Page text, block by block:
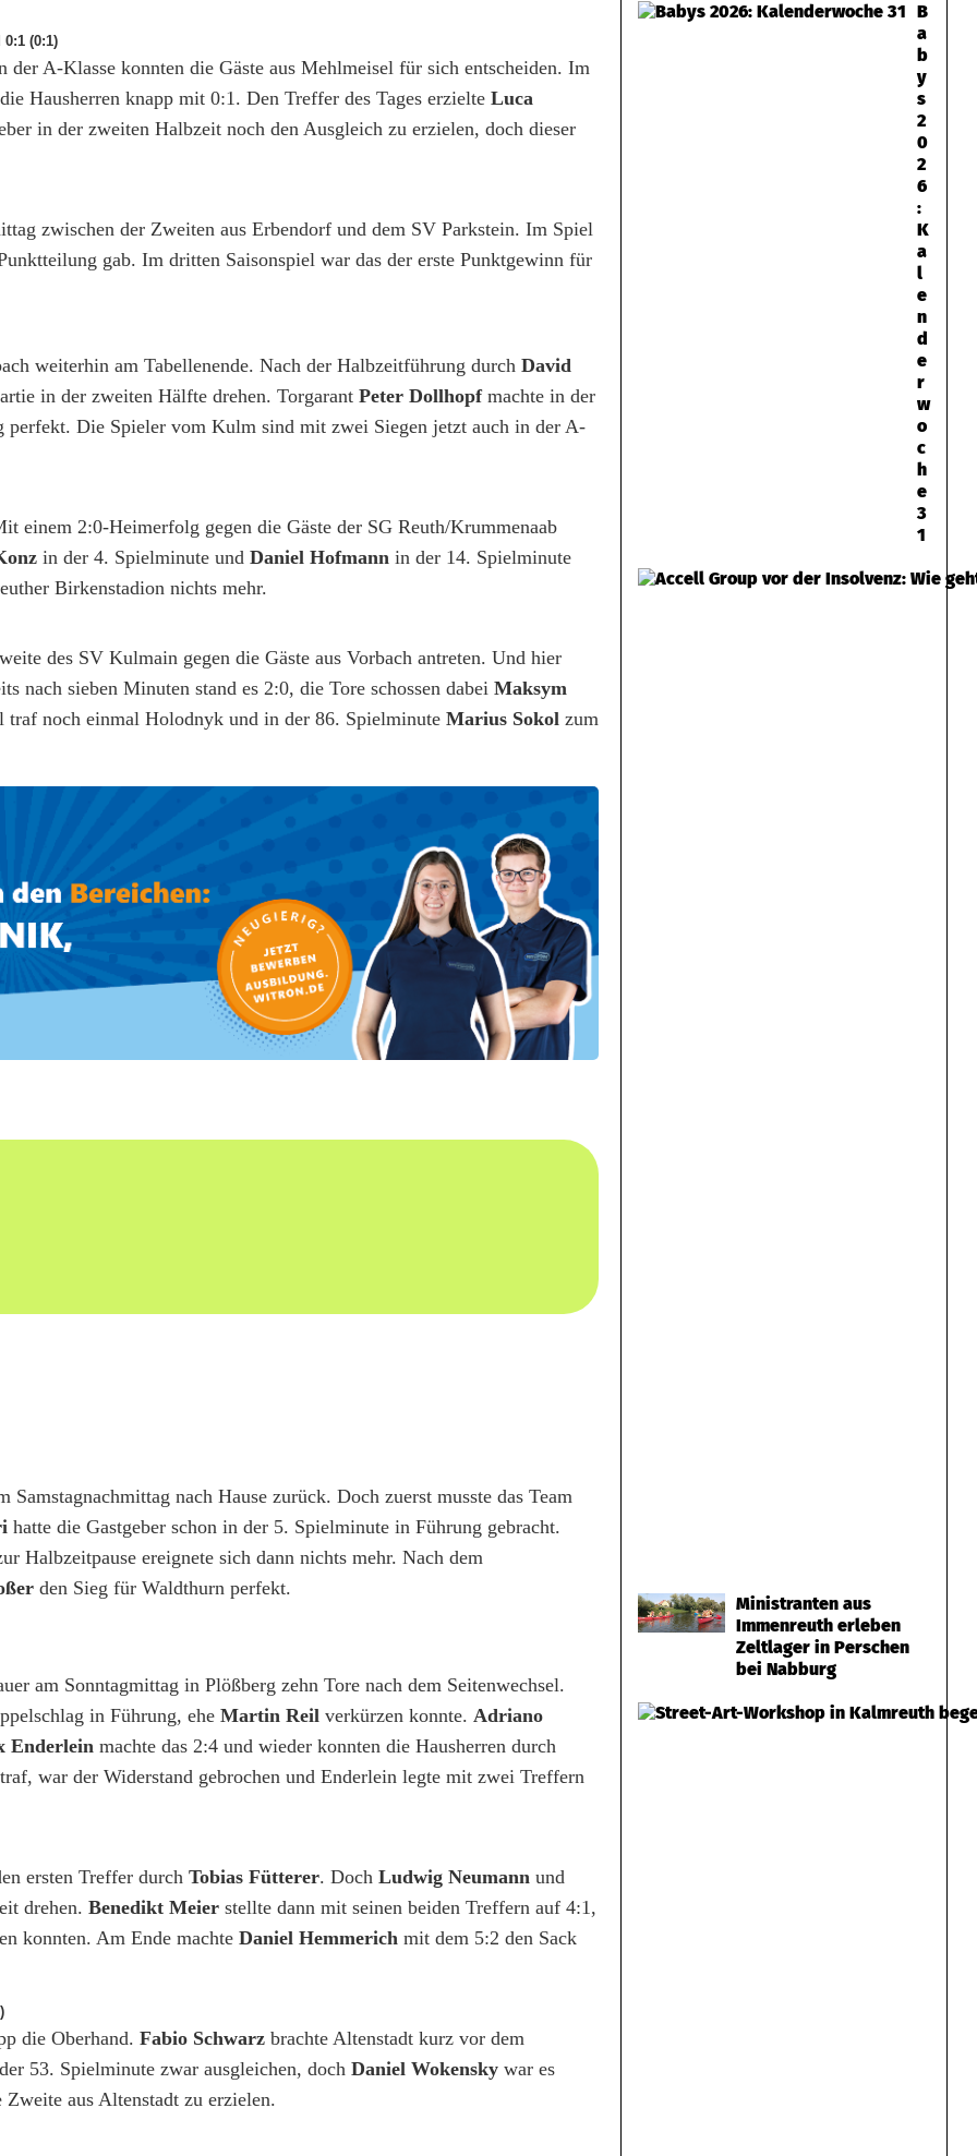
(0:1)
A-Klasse konnten die Gäste aus Mehlmeisel für sich entscheiden. Im
Hausherren knapp mit 0:1. Den Treffer des Tages erzielte Luca
in der zweiten Halbzeit noch den Ausgleich zu erzielen, doch dieser
zwischen der Zweiten aus Erbendorf und dem SV Parkstein. Im Spiel
gab. Im dritten Saisonspiel war das der erste Punktgewinn für
weiterhin am Tabellenende. Nach der Halbzeitführung durch David
in der zweiten Hälfte drehen. Torgarant Peter Dollhopf machte in der
perfekt. Die Spieler vom Kulm sind mit zwei Siegen jetzt auch in der A-
einem 2:0-Heimerfolg gegen die Gäste der SG Reuth/Krummenaab
in der 4. Spielminute und Daniel Hofmann in der 14. Spielminute
Birkenstadion nichts mehr.
des SV Kulmain gegen die Gäste aus Vorbach antreten. Und hier
nach sieben Minuten stand es 2:0, die Tore schossen dabei Maksym
traf noch einmal Holodnyk und in der 86. Spielminute Marius Sokol zum
nach Hause zurück. Doch zuerst musste das Team
hatte die Gastgeber schon in der 5. Spielminute in Führung gebracht.
Halbzeitpause ereignete sich dann nichts mehr. Nach dem
den Sieg für Waldthurn perfekt.
am Sonntagmittag in Plößberg zehn Tore nach dem Seitenwechsel.
in Führung, ehe Martin Reil verkürzen konnte. Adriano
Enderlein machte das 2:4 und wieder konnten die Hausherren durch
war der Widerstand gebrochen und Enderlein legte mit zwei Treffern
ersten Treffer durch Tobias Fütterer. Doch Ludwig Neumann und
drehen. Benedikt Meier stellte dann mit seinen beiden Treffern auf 4:1,
konnten. Am Ende machte Daniel Hemmerich mit dem 5:2 den Sack
die Oberhand. Fabio Schwarz brachte Altenstadt kurz vor dem
53. Spielminute zwar ausgleichen, doch Daniel Wokensky war es
aus Altenstadt zu erzielen.
B
a
b
y
s
2
0
2
6
:
K
a
l
e
n
d
e
r
w
o
c
h
e
3
1
Ministranten aus
Immenreuth erleben
Zeltlager in Perschen
bei Nabburg